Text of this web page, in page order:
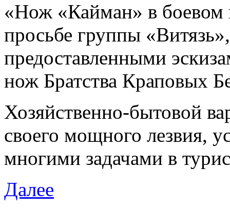
«Нож «Кайман» в боевом
просьбе группы
предоставленными
нож Братства Краповых
Хозяйственно-бытовой
своего мощного лезвия,
многими задачами в
Далее